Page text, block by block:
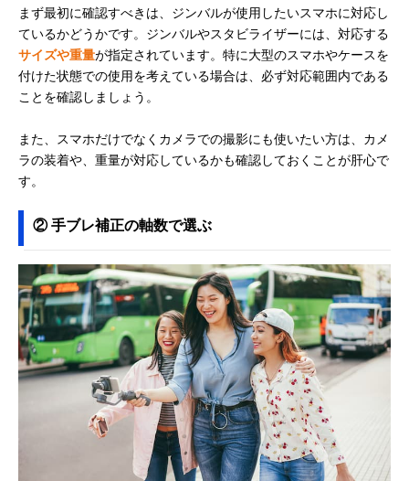
まず最初に確認すべきは、ジンバルが使用したいスマホに対応し
ているかどうかです。ジンバルやスタビライザーには、対応する
サイズや重量が指定されています。特に大型のスマホやケースを
付けた状態での使用を考えている場合は、必ず対応範囲内である
ことを確認しましょう。
また、スマホだけでなくカメラでの撮影にも使いたい方は、カメ
ラの装着や、重量が対応しているかも確認しておくことが肝心で
す。
② 手ブレ補正の軸数で選ぶ